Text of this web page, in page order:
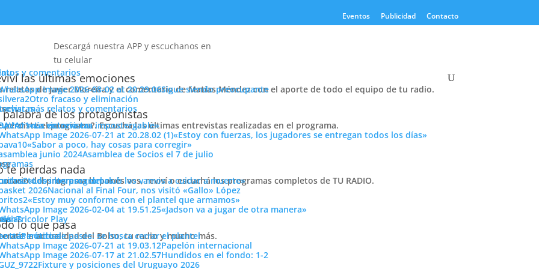
Eventos Publicidad Contacto
Descargá nuestra APP y escuchanos en
tu celular
y comentarios
las últimas emociones
relatos de Javier Moreira y el comentario de Matías Méndez con el aporte de todo el equipo de tu radio.
Sigue siendo preocupante
Otro fracaso y eliminación
más relatos y comentarios
palabra de los protagonistas
perdiste el programa?. Escuchá las últimas entrevistas realizadas en el programa.
más entrevistas
«La victoria era impostergable»
«Estoy con fuerzas, los jugadores se entregan todos los días»
«Sabor a poco, hay cosas para corregir»
Asamblea de Socios el 7 de julio
te pierdas nada
del programa lo ponés vos, reviví o escuchá los programas completos de TU RADIO.
todos los programas
«Los intereses del club los vamos a cuidar a muerte»
Nacional al Final Four, nos visitó «Gallo» López
«Estoy muy conforme con el plantel que armamos»
«Jadson va a jugar de otra manera»
Play
lo que pasa
la actualidad del Bolso, tu radio y mucho más.
más noticias
Período de pases: se busca cerrar el plantel
Papelón internacional
Hundidos en el fondo: 1-2
Fixture y posiciones del Uruguayo 2026